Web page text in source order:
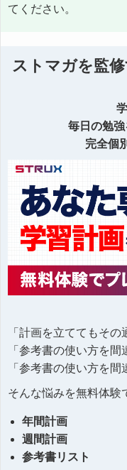
てください。
ストマガを監
毎日の勉強
完全個
「計画を立ててもその
「参考書の使い方を間
「参考書の使い方を間
そんな悩みを無料体験
年間計画
週間計画
参考書リスト